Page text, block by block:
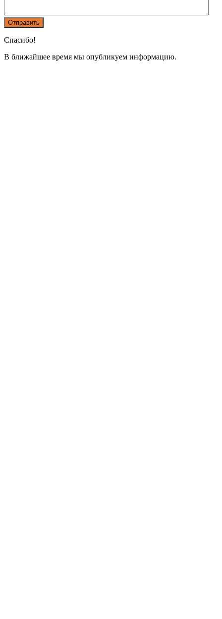
Спасибо!
В ближайшее время мы опубликуем информацию.